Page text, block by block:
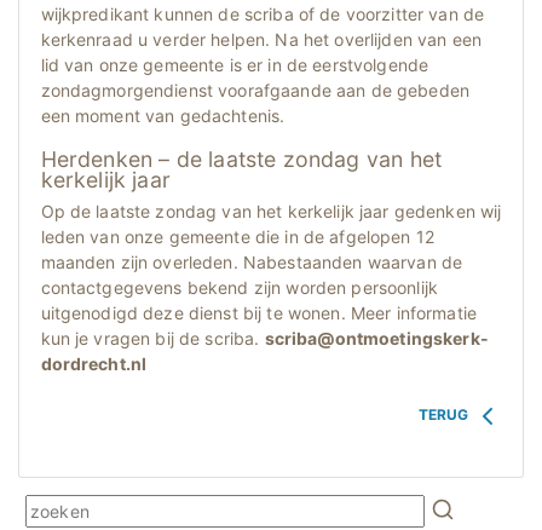
wijkpredikant kunnen de scriba of de voorzitter van de
kerkenraad u verder helpen. Na het overlijden van een
lid van onze gemeente is er in de eerstvolgende
zondagmorgendienst voorafgaande aan de gebeden
een moment van gedachtenis.
Herdenken – de laatste zondag van het
kerkelijk jaar
Op de laatste zondag van het kerkelijk jaar gedenken wij
leden van onze gemeente die in de afgelopen 12
maanden zijn overleden. Nabestaanden waarvan de
contactgegevens bekend zijn worden persoonlijk
uitgenodigd deze dienst bij te wonen. Meer informatie
kun je vragen bij de scriba. scriba@ontmoetingskerk-
dordrecht.nl
TERUG